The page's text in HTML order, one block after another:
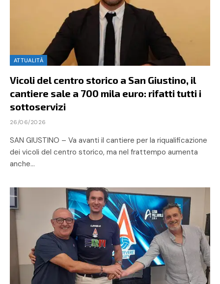
ATTUALITÀ
Vicoli del centro storico a San Giustino, il
cantiere sale a 700 mila euro: rifatti tutti i
sottoservizi
26/06/2026
SAN GIUSTINO – Va avanti il cantiere per la riqualificazione
dei vicoli del centro storico, ma nel frattempo aumenta
anche…